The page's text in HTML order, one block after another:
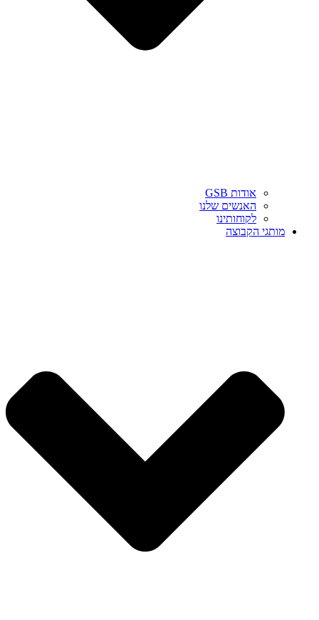
אודות GSB
האנשים שלנו
לקוחותינו
מותגי הקבוצה